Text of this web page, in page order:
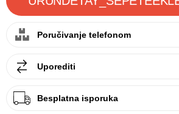
Poručivanje telefonom
Uporediti
Besplatna isporuka